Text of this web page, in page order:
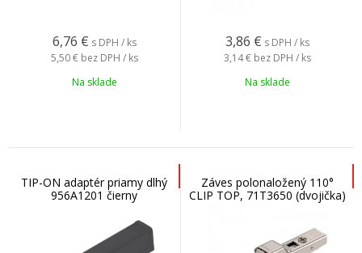
6,76 € s DPH / ks
5,50 € bez DPH / ks
Na sklade
3,86 € s DPH / ks
3,14 € bez DPH / ks
Na sklade
TIP-ON adaptér priamy dlhý
956A1201 čierny
Záves polonaložený 110°
CLIP TOP, 71T3650 (dvojička)